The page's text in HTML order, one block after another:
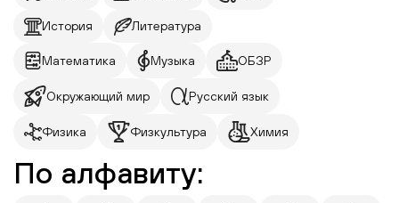
История Литература
Математика Музыка ОБЗР
Окружающий мир Русский язык
Физика Физкультура Химия
По алфавиту: